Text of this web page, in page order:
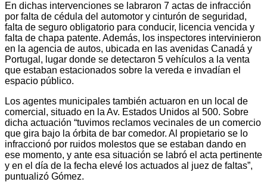
En dichas intervenciones se labraron 7 actas de infracción
por falta de cédula del automotor y cinturón de seguridad,
falta de seguro obligatorio para conducir, licencia vencida y
falta de chapa patente. Además, los inspectores intervinieron
en la agencia de autos, ubicada en las avenidas Canadá y
Portugal, lugar donde se detectaron 5 vehículos a la venta
que estaban estacionados sobre la vereda e invadían el
espacio público.
Los agentes municipales también actuaron en un local de
comercial, situado en la Av. Estados Unidos al 500. Sobre
dicha actuación “tuvimos reclamos vecinales de un comercio
que gira bajo la órbita de bar comedor. Al propietario se lo
infraccionó por ruidos molestos que se estaban dando en
ese momento, y ante esa situación se labró el acta pertinente
y en el día de la fecha elevé los actuados al juez de faltas”,
puntualizó Gómez.